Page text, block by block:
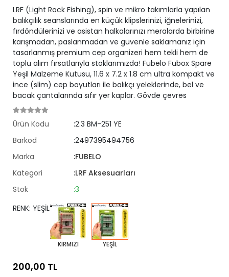
LRF (Light Rock Fishing), spin ve mikro takımlarla yapılan
balıkçılık seanslarında en küçük klipslerinizi, iğnelerinizi,
fırdöndülerinizi ve asistan halkalarınızı meralarda birbirine
karışmadan, paslanmadan ve güvenle saklamanız için
tasarlanmış premium cep organizeri hem tekli hem de
toplu alım fırsatlarıyla stoklarımızda! Fubelo Fubox Spare
Yeşil Malzeme Kutusu, 11.6 x 7.2 x 1.8 cm ultra kompakt ve
ince (slim) cep boyutları ile balıkçı yeleklerinde, bel ve
bacak çantalarında sıfır yer kaplar. Gövde çevres
Ürün Kodu
:2.3 BM-251 YE
Barkod
:2497395494756
Marka
:FUBELO
Kategori
:LRF Aksesuarları
Stok
:3
RENK: YEŞİL
KIRMIZI YEŞİL
200,00 TL